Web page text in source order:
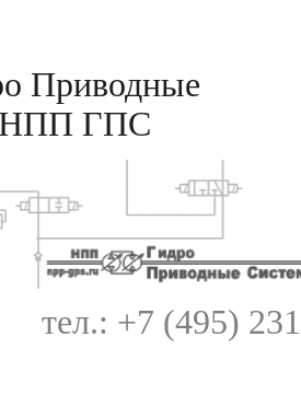
Приводные
НПП ГПС
тел.: +7 (495)